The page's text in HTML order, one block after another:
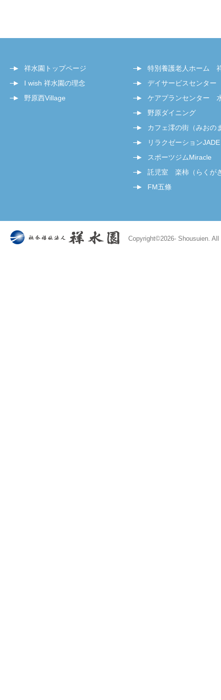
祥水園トップページ
I wish 祥水園の理念
野原西Village
特別養護老人ホーム
デイサービスセンタ
ケアプランセンター
野原ダイニング
カフェ澪の街（みおの
リラクゼーションJADE
スポーツジムMiracle
託児室 楽柿（らくが
FM五條
Copyright©2026- Shousuien.